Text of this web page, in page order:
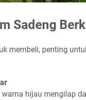
Sadeng
membeli, penting
hijau mengilap